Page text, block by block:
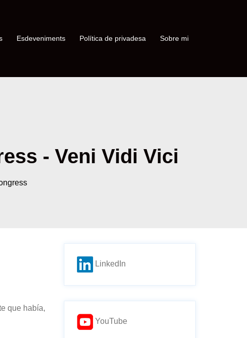
Esdeveniments Política de privadesa Sobre mi
- Veni Vidi Vici
que había,
LinkedIn
YouTube